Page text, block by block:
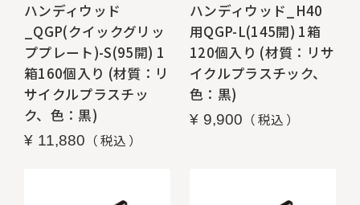
ハンディウッド
_QGP(クイックグリッ
ププレート)-S(95開) 1
箱160個入り (材質：リ
サイクルプラスチッ
ク、色：黒)
¥ 11,880 税込
ハンディウッド_H40
用QGP-L(145開) 1箱
120個入り (材質：リサ
イクルプラスチック、
色：黒)
¥ 9,900 税込